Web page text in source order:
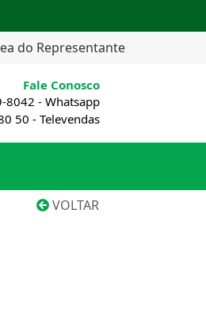
do Representante
Fale Conosco
8042 - Whatsapp
50 - Televendas
VOLTAR